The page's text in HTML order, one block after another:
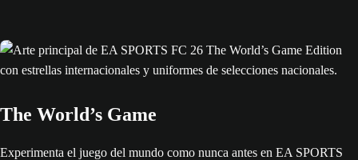
The World’s Game
Experimenta el juego del mundo como nunca antes en EA SPORTS